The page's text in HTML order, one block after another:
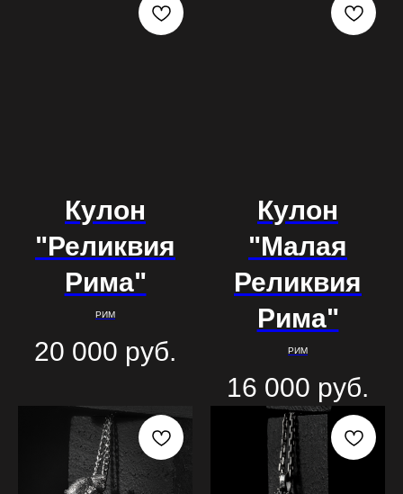
Кулон
"Реликвия
Рима"
РИМ
20 000 руб.
Кулон
"Малая
Реликвия
Рима"
РИМ
16 000 руб.